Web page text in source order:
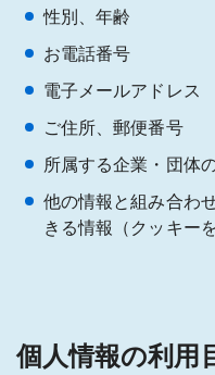
性別、年齢
お電話番号
電子メールアドレス
ご住所、郵便番号
所属する企業・団体
他の情報と組み合わ
きる情報（クッキーを
個人情報の利用